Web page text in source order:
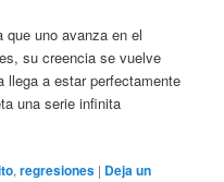
que uno avanza en el
su creencia se vuelve
llega a estar perfectamente
una serie infinita
,regresiones | Deja un